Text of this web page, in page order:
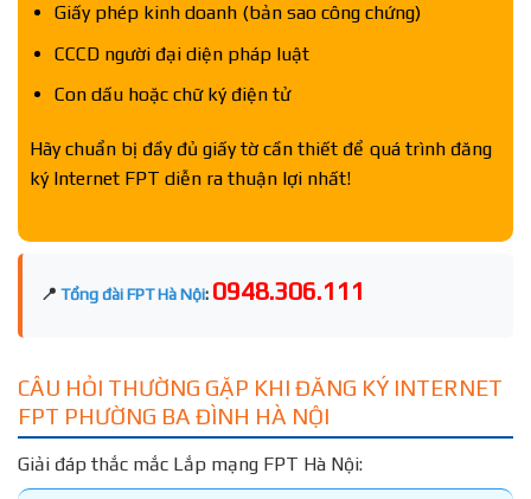
Giấy phép kinh doanh (bản sao công chứng)
CCCD người đại diện pháp luật
Con dấu hoặc chữ ký điện tử
Hãy chuẩn bị đầy đủ giấy tờ cần thiết để quá trình đăng
ký Internet FPT diễn ra thuận lợi nhất!
📍 Tổng đài FPT Hà Nội: 0948.306.111
CÂU HỎI THƯỜNG GẶP KHI ĐĂNG KÝ INTERNET
FPT PHƯỜNG BA ĐÌNH HÀ NỘI
Giải đáp thắc mắc Lắp mạng FPT Hà Nội: